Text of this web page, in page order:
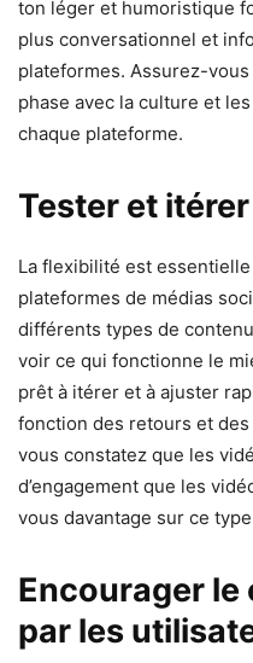
ton léger et humoristique
plus conversationnel et
plateformes. Assurez-
phase avec la culture et
chaque plateforme.
Tester et itérer
La flexibilité est
plateformes de médias
différents types de
voir ce qui fonctionne le
prêt à itérer et à ajuster
fonction des retours et
vous constatez que les
d’engagement que les
vous davantage sur ce
Encourager le
par les